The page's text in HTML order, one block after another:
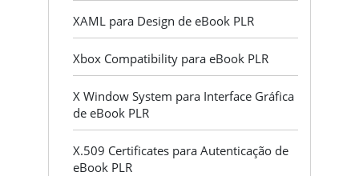
XAML para Design de eBook PLR
Xbox Compatibility para eBook PLR
X Window System para Interface Gráfica
de eBook PLR
X.509 Certificates para Autenticação de
eBook PLR